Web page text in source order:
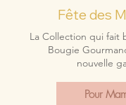
Fête des
La Collection qui fait
Bougie
nouvelle
Pour